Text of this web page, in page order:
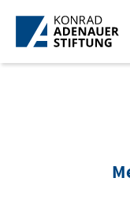
Saltar al contenido